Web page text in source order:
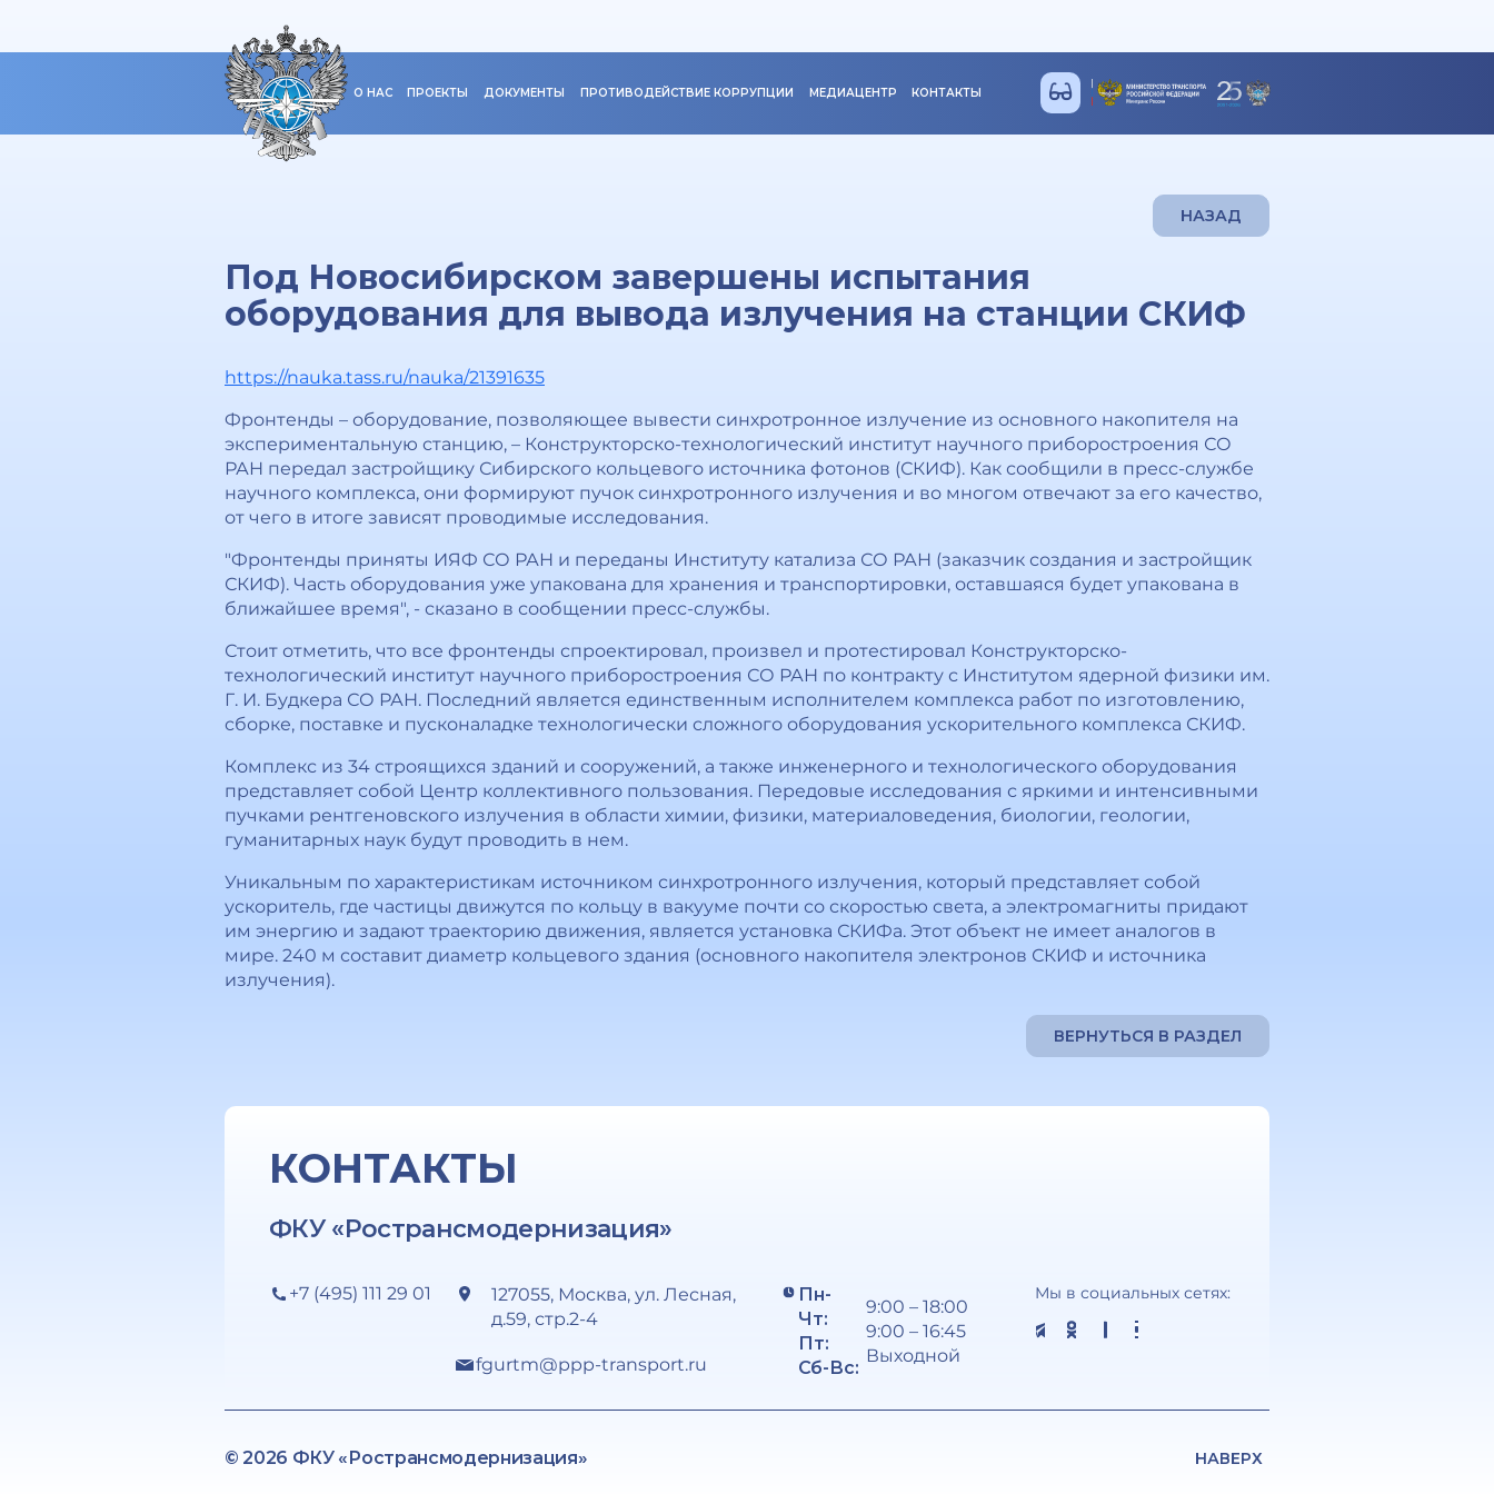
О НАС ПРОЕКТЫ ДОКУМЕНТЫ ПРОТИВОДЕЙСТВИЕ КОРРУПЦИИ МЕДИАЦЕНТР КОНТАКТЫ
НАЗАД
Под Новосибирском завершены испытания
оборудования для вывода излучения на станции СКИФ
https://nauka.tass.ru/nauka/21391635
Фронтенды – оборудование, позволяющее вывести синхротронное излучение из основного накопителя на
экспериментальную станцию, – Конструкторско-технологический институт научного приборостроения СО
РАН передал застройщику Сибирского кольцевого источника фотонов (СКИФ). Как сообщили в пресс-службе
научного комплекса, они формируют пучок синхротронного излучения и во многом отвечают за его качество,
от чего в итоге зависят проводимые исследования.
"Фронтенды приняты ИЯФ СО РАН и переданы Институту катализа СО РАН (заказчик создания и застройщик
СКИФ). Часть оборудования уже упакована для хранения и транспортировки, оставшаяся будет упакована в
ближайшее время", - сказано в сообщении пресс-службы.
Стоит отметить, что все фронтенды спроектировал, произвел и протестировал Конструкторско-
технологический институт научного приборостроения СО РАН по контракту с Институтом ядерной физики им.
Г. И. Будкера СО РАН. Последний является единственным исполнителем комплекса работ по изготовлению,
сборке, поставке и пусконаладке технологически сложного оборудования ускорительного комплекса СКИФ.
Комплекс из 34 строящихся зданий и сооружений, а также инженерного и технологического оборудования
представляет собой Центр коллективного пользования. Передовые исследования с яркими и интенсивными
пучками рентгеновского излучения в области химии, физики, материаловедения, биологии, геологии,
гуманитарных наук будут проводить в нем.
Уникальным по характеристикам источником синхротронного излучения, который представляет собой
ускоритель, где частицы движутся по кольцу в вакууме почти со скоростью света, а электромагниты придают
им энергию и задают траекторию движения, является установка СКИФа. Этот объект не имеет аналогов в
мире. 240 м составит диаметр кольцевого здания (основного накопителя электронов СКИФ и источника
излучения).
ВЕРНУТЬСЯ В РАЗДЕЛ
КОНТАКТЫ
ФКУ «Ространсмодернизация»
+7 (495) 111 29 01
127055, Москва, ул. Лесная,
д.59, стр.2-4
fgurtm@ppp-transport.ru
Пн-
Чт:
Пт:
Сб-Вс:
9:00 – 18:00
9:00 – 16:45
Выходной
Мы в социальных сетях:
© 2026 ФКУ «Ространсмодернизация» НАВЕРХ